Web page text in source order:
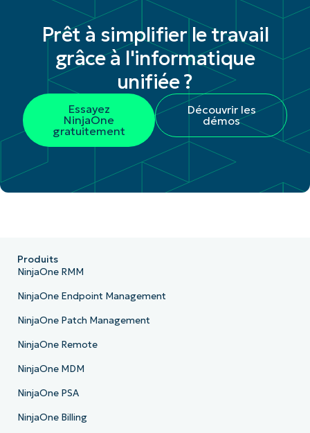
Prêt à simplifier le travail
grâce à l'informatique
unifiée ?
Essayez
NinjaOne
gratuitement
Découvrir les
démos
Produits
NinjaOne RMM
NinjaOne Endpoint Management
NinjaOne Patch Management
NinjaOne Remote
NinjaOne MDM
NinjaOne PSA
NinjaOne Billing